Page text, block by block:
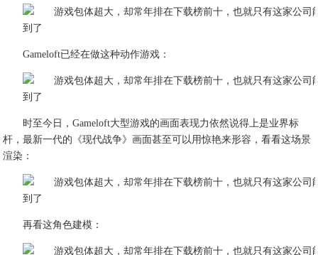
Gameloft已经在做这种动作游戏：
时至今日，Gameloft大型游戏的画面表现力依然说得上是业界标
杆，最新一代的《现代战争》画面甚至可以用惊艳来形容，看看这场景
渲染：
再看这角色建模：